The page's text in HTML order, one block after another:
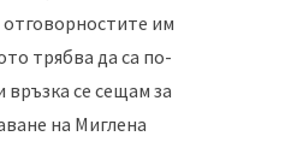
им
трябва да са по-
връзка се сещам за
на Миглена